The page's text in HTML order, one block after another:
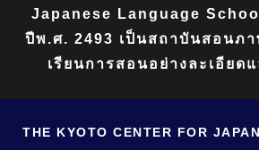
Japanese Language
ปีพ.ศ. 2493 เป็นสถาบันสอนภ
เรียนการสอนอย่างละเอียด
THE KYOTO CENTER FOR